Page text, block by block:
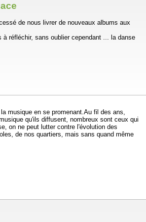
de nous livrer de nouveaux albums aux
réfléchir, sans oublier cependant ... la danse
musique en se promenant.Au fil des ans,
qu'ils diffusent, nombreux sont ceux qui
on ne peut lutter contre l'évolution des
de nos quartiers, mais sans quand même